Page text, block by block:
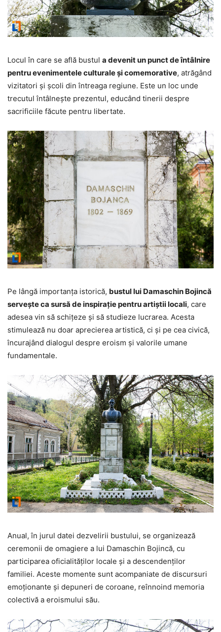
Locul în care se află bustul a devenit un punct de întâlnire
pentru evenimentele culturale și comemorative, atrăgând
vizitatori și școli din întreaga regiune. Este un loc unde
trecutul întâlnește prezentul, educând tinerii despre
sacrificiile făcute pentru libertate.
Pe lângă importanța istorică, bustul lui Damaschin Bojincă
servește ca sursă de inspirație pentru artiștii locali, care
adesea vin să schițeze și să studieze lucrarea. Acesta
stimulează nu doar aprecierea artistică, ci și pe cea civică,
încurajând dialogul despre eroism și valorile umane
fundamentale.
Anual, în jurul datei dezvelirii bustului, se organizează
ceremonii de omagiere a lui Damaschin Bojincă, cu
participarea oficialităților locale și a descendenților
familiei. Aceste momente sunt acompaniate de discursuri
emoționante și depuneri de coroane, reînnoind memoria
colectivă a eroismului său.